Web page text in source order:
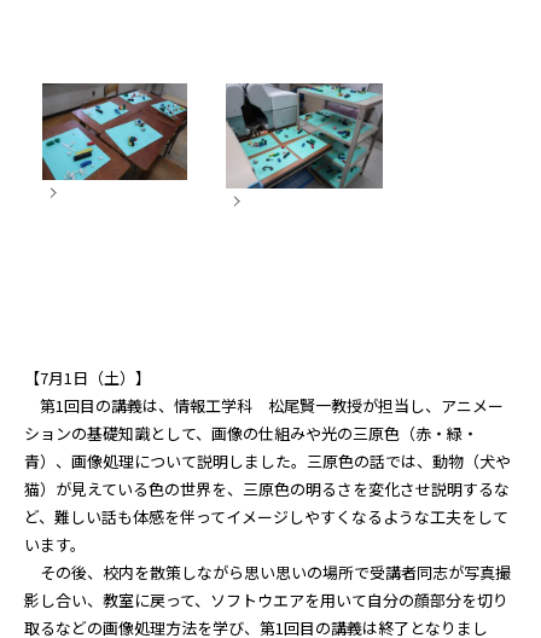
【7月1日（土）】
第1回目の講義は、情報工学科 松尾賢一教授が担当し、アニメー
ションの基礎知識として、画像の仕組みや光の三原色（赤・緑・
青）、画像処理について説明しました。三原色の話では、動物（犬や
猫）が見えている色の世界を、三原色の明るさを変化させ説明するな
ど、難しい話も体感を伴ってイメージしやすくなるような工夫をして
います。
その後、校内を散策しながら思い思いの場所で受講者同志が写真撮
影し合い、教室に戻って、ソフトウエアを用いて自分の顔部分を切り
取るなどの画像処理方法を学び、第1回目の講義は終了となりまし